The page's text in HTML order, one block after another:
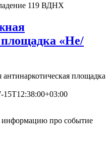
119 ВДНХ
площадка «Не/
площадка
15T12:38:00+03:00
про событие